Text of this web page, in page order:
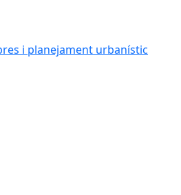
i planejament urbanístic